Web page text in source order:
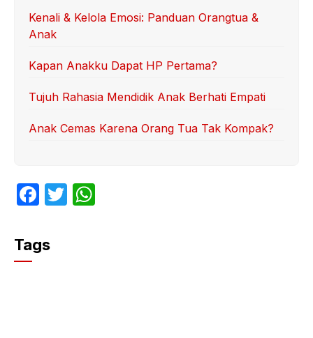
Kenali & Kelola Emosi: Panduan Orangtua &
Anak
Kapan Anakku Dapat HP Pertama?
Tujuh Rahasia Mendidik Anak Berhati Empati
Anak Cemas Karena Orang Tua Tak Kompak?
F
c
e
T
Tags